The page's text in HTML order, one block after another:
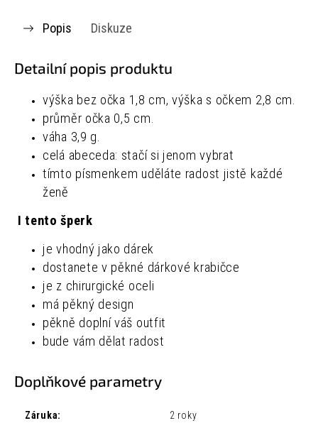
Popis Diskuze
Detailní popis produktu
výška bez očka 1,8 cm, výška s očkem 2,8 cm.
průměr očka 0,5 cm.
váha 3,9 g.
celá abeceda: stačí si jenom vybrat
tímto písmenkem uděláte radost jistě každé
ženě
I tento šperk
je vhodný jako dárek
dostanete v pěkné dárkové krabičce
je z chirurgické oceli
má pěkný design
pěkně doplní váš outfit
bude vám dělat radost
Doplňkové parametry
Záruka: 2 roky